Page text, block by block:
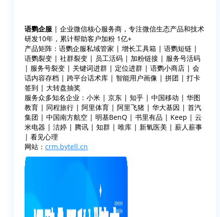
语鹦企服 | 企业微信核心服务商，专注微信生态产品和技术
研发10年，累计帮助客户加粉 1亿+
产品矩阵：语鹦企服私域管家 | 增长工具箱 | 语鹦短链 |
语鹦裂变 | 社群裂变 | 员工活码 | 加粉链接 | 服务号活码
| 服务号裂变 | 关键词进群 | 定位进群 | 语鹦小商店 | 会
话内容存档 | 跨平台话术库 | 智能用户画像 | 拼团 | 打卡
签到 | 大转盘抽奖
服务众多知名企业：小米 | 京东 | 知乎 | 中国移动 | 华图
教育 | 同程旅行 | 阿里体育 | 阿里飞猪 | 华大基因 | 首汽
集团 | 中国南方航空 | 明基BenQ | 书里有品 | Keep | 云
米电器 | 洁婷 | 腾讯 | 知群 | 唯库 | 新氧医美 | 薪人薪事
| 看见心理
网站： crm.bytell.cn